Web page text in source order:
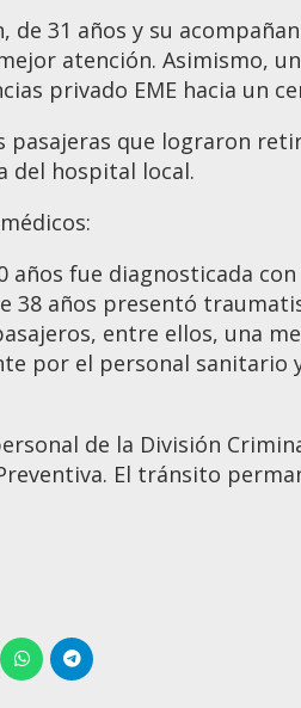
de 31 años y su
atención. Asimismo,
privado EME hacia un
pasajeras que lograron
del hospital local.
años fue diagnosticada
38 años presentó
entre ellos, una
por el personal sanitario
de la División
El tránsito